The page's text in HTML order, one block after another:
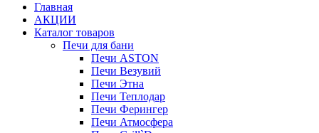
Главная
АКЦИИ
Каталог товаров
Печи для бани
Печи ASTON
Печи Везувий
Печи Этна
Печи Теплодар
Печи Ферингер
Печи Атмосфера